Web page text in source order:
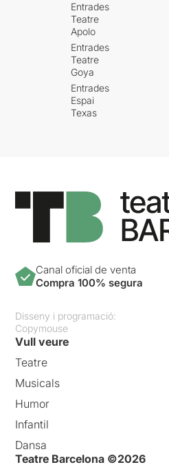
Entrades
Teatre
Apolo
Entrades
Teatre
Goya
Entrades
Espai
Texas
Canal oficial de venta
Compra 100% segura
Disseny i programació:
Copymouse
Vull veure
Teatre
Musicals
Humor
Infantil
Dansa
Teatre Barcelona ©2026